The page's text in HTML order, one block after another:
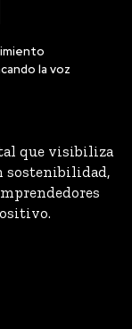
la voz
que visibiliza
sostenibilidad,